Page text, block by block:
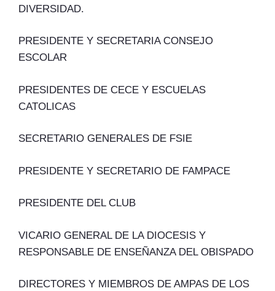
DIVERSIDAD.
PRESIDENTE Y SECRETARIA CONSEJO
ESCOLAR
PRESIDENTES DE CECE Y ESCUELAS
CATOLICAS
SECRETARIO GENERALES DE FSIE
PRESIDENTE Y SECRETARIO DE FAMPACE
PRESIDENTE DEL CLUB
VICARIO GENERAL DE LA DIOCESIS Y
RESPONSABLE DE ENSEÑANZA DEL OBISPADO
DIRECTORES Y MIEMBROS DE AMPAS DE LOS